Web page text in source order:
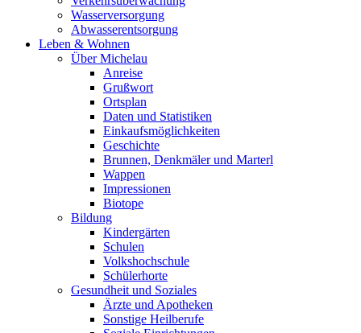
Wasserversorgung
Abwasserentsorgung
Leben & Wohnen
Über Michelau
Anreise
Grußwort
Ortsplan
Daten und Statistiken
Einkaufsmöglichkeiten
Geschichte
Brunnen, Denkmäler und Marterl
Wappen
Impressionen
Biotope
Bildung
Kindergärten
Schulen
Volkshochschule
Schülerhorte
Gesundheit und Soziales
Ärzte und Apotheken
Sonstige Heilberufe